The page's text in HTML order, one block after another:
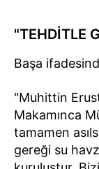
"TEHDİTLE
Başa
"Muhittin
Makamınca
tamamen
gereği su